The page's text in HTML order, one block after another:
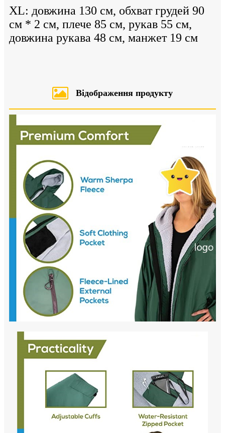
XL: довжина 130 см, обхват грудей 90
см * 2 см, плече 85 см, рукав 55 см,
довжина рукава 48 см, манжет 19 см
Відображення продукту